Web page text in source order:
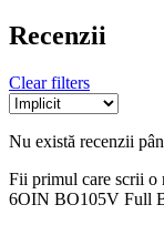
Recenzii
Clear filters
Nu există recenzii
Fii primul care scrii o
6OIN BO105V Full